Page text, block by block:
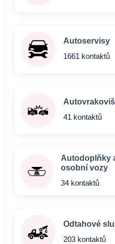
Autoservisy
1661 kontaktů
41 kontaktů
Autodoplňky
osobní vozy
34 kontaktů
Odtahové
203 kontaktů